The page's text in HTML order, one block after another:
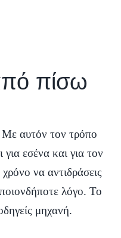
πίσω
Με αυτόν τον τρόπο
για εσένα και για τον
να αντιδράσεις
λόγο. Το
μηχανή.